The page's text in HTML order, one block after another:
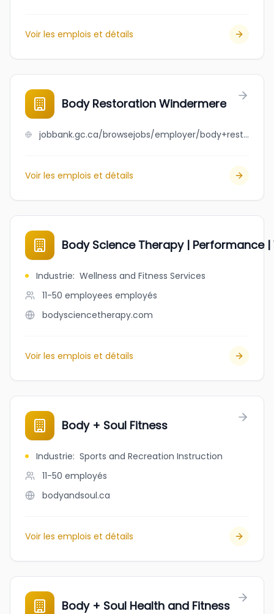
Voir les emplois et détails
Body Restoration Windermere
jobbank.gc.ca/browsejobs/employer/body+restoration+windermere/ca
Voir les emplois et détails
Body Science Therapy | Performance |
Industrie: Wellness and Fitness Services
11-50 employees employés
bodysciencetherapy.com
Voir les emplois et détails
Body + Soul Fitness
Industrie: Sports and Recreation Instruction
11-50 employés
bodyandsoul.ca
Voir les emplois et détails
Body + Soul Health and Fitness